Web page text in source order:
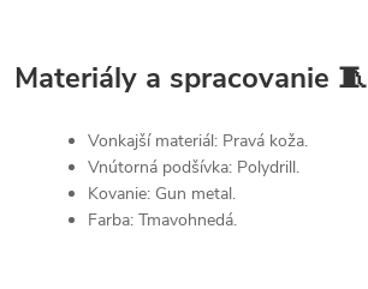
Materiály a spracovanie 🧵
Vonkajší materiál: Pravá koža.
Vnútorná podšívka: Polydrill.
Kovanie: Gun metal.
Farba: Tmavohnedá.